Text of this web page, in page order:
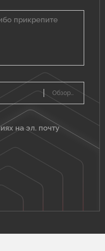
на эл. почту